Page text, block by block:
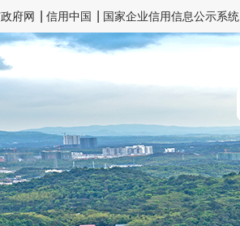
府网 信用中国 国家企业信用信息公示系统